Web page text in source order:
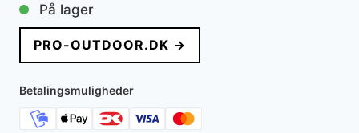
På lager
PRO-OUTDOOR.DK →
Betalingsmuligheder